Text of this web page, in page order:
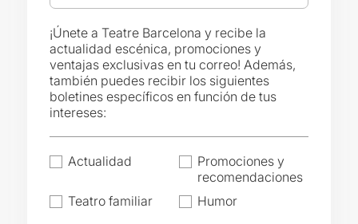
¡Únete a Teatre Barcelona y recibe la
actualidad escénica, promociones y
ventajas exclusivas en tu correo! Además,
también puedes recibir los siguientes
boletines específicos en función de tus
intereses:
Actualidad
Promociones y
recomendaciones
Teatro familiar
Humor